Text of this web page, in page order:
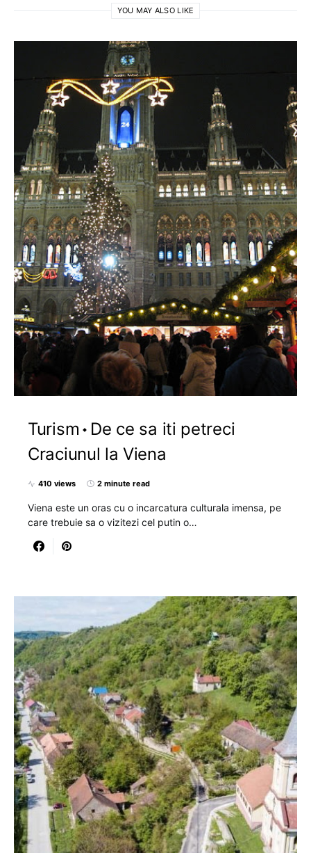
YOU MAY ALSO LIKE
Turism
De ce sa iti petreci
Craciunul la Viena
410 views 2 minute read
Viena este un oras cu o incarcatura culturala imensa, pe
care trebuie sa o vizitezi cel putin o…